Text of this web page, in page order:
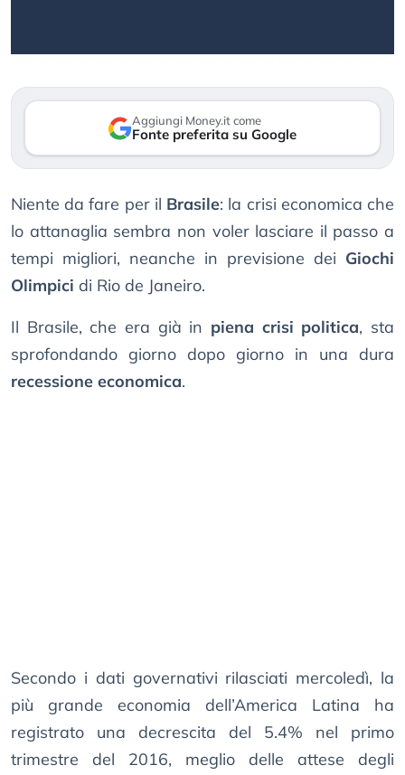
Aggiungi Money.it come
Fonte preferita su Google
Niente da fare per il Brasile: la crisi economica che
lo attanaglia sembra non voler lasciare il passo a
tempi migliori, neanche in previsione dei Giochi
Olimpici di Rio de Janeiro.
Il Brasile, che era già in piena crisi politica, sta
sprofondando giorno dopo giorno in una dura
recessione economica.
Secondo i dati governativi rilasciati mercoledì, la
più grande economia dell’America Latina ha
registrato una decrescita del 5.4% nel primo
trimestre del 2016, meglio delle attese degli